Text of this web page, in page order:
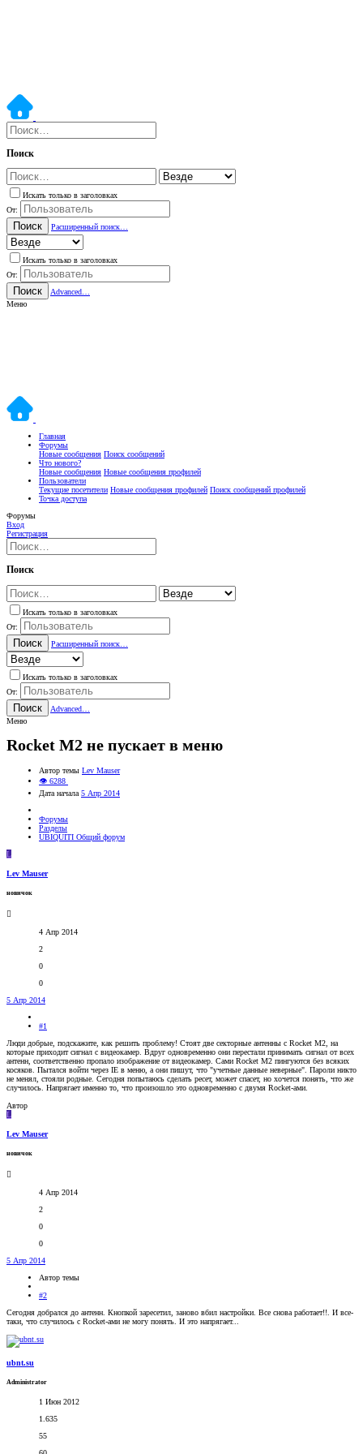
Поиск
Искать только в заголовках
От:
Поиск Расширенный поиск…
Искать только в заголовках
От:
Поиск
Advanced…
Меню
Главная
Форумы
Новые сообщения Поиск сообщений
Что нового?
Новые сообщения Новые сообщения профилей
Пользователи
Текущие посетители Новые сообщения профилей Поиск сообщений профилей
Точка доступа
Форумы
Вход
Регистрация
Поиск
Искать только в заголовках
От:
Поиск Расширенный поиск…
Искать только в заголовках
От:
Поиск
Advanced…
Меню
Rocket M2 не пускает в меню
Автор темы Lev Mauser
👁 6288
Дата начала 5 Апр 2014
Форумы
Разделы
UBIQUITI Общий форум
L
Lev Mauser
новичок
4 Апр 2014
2
0
0
5 Апр 2014
#1
Люди добрые, подскажите, как решить проблему! Стоят две секторные антенны с Rocket M2, на
которые приходит сигнал с видеокамер. Вдруг одновременно они перестали принимать сигнал от всех
антенн, соответственно пропало изображение от видеокамер. Сами Rocket M2 пингуются без всяких
косяков. Пытался войти через IE в меню, а они пишут, что "учетные данные неверные". Пароли никто
не менял, стояли родные. Сегодня попытаюсь сделать ресет, может спасет, но хочется понять, что же
случилось. Напрягает именно то, что произошло это одновременно с двумя Rocket-ами.
Автор
L
Lev Mauser
новичок
4 Апр 2014
2
0
0
5 Апр 2014
Автор темы
#2
Сегодня добрался до антенн. Кнопкой заресетил, заново вбил настройки. Все снова работает!!. И все-
таки, что случилось с Rocket-ами не могу понять. И это напрягает...
ubnt.su
Administrator
1 Июн 2012
1.635
55